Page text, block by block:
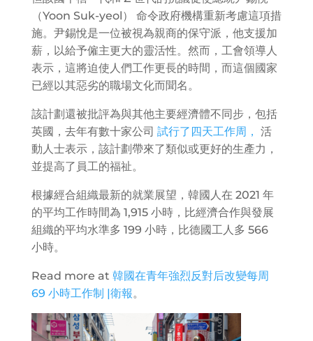
（Yoon Suk-yeol） 命令政府機構重新考慮這項措
施。尹錫悅是一位被視為親商的保守派，他支援加
薪，以給予僱主更大的靈活性。然而，工會領導人
表示，這將迫使人們工作更長的時間，而這個國家
已經以其惡劣的職場文化而聞名。
該計劃還被批評為與其他主要經濟體不同步，包括
英國，去年有數十家公司 試行了四天工作周， 活
動人士表示，該計劃帶來了類似或更好的生產力，
並提高了員工的福祉。
根據經合組織最新的就業展望，韓國人在 2021 年
的平均工作時間為 1,915 小時，比經濟合作與發展
組織的平均水準多 199 小時，比德國工人多 566
小時。
Read more at 韓國在青年強烈反對后改變每周
69 小時工作制 |衛報。